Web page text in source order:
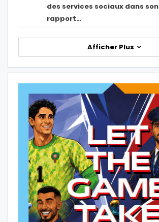
des services sociaux dans son
rapport…
Afficher Plus